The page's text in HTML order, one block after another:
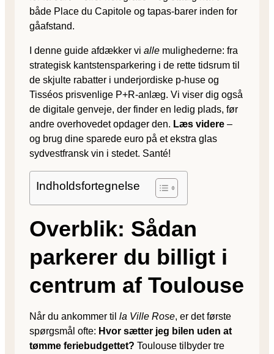
både Place du Capitole og tapas-barer inden for
gåafstand.
I denne guide afdækker vi alle mulighederne: fra
strategisk kantstensparkering i de rette tidsrum til
de skjulte rabatter i underjordiske p-huse og
Tisséos prisvenlige P+R-anlæg. Vi viser dig også
de digitale genveje, der finder en ledig plads, før
andre overhovedet opdager den. Læs videre –
og brug dine sparede euro på et ekstra glas
sydvestfransk vin i stedet. Santé!
Indholdsfortegnelse
Overblik: Sådan
parkerer du billigt i
centrum af Toulouse
Når du ankommer til la Ville Rose, er det første
spørgsmål ofte: Hvor sætter jeg bilen uden at
tømme feriebudgettet? Toulouse tilbyder tre